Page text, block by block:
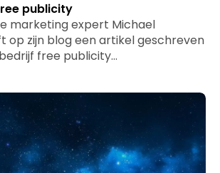
publicity
marketing expert Michael
op zijn blog een artikel geschreven
free publicity…